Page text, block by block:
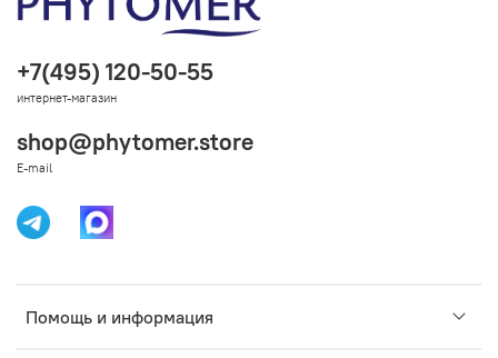
Помощь и информация
+7(495) 120-50-55
интернет-магазин
shop@phytomer.store
E-mail